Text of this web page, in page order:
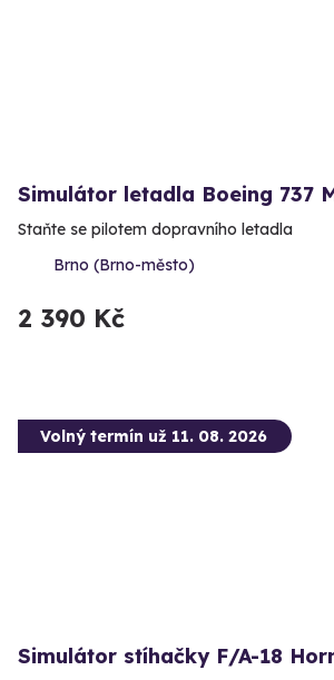
Simulátor letadla Boeing 737
Staňte se pilotem dopravního letadla
Brno (Brno-město)
2 390 Kč
Volný termín už 11. 08. 2026
Simulátor stíhačky F/A-18